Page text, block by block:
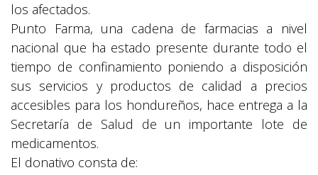
los afectados.
Punto Farma, una cadena de farmacias a nivel
nacional que ha estado presente durante todo el
tiempo de confinamiento poniendo a disposición
sus servicios y productos de calidad a precios
accesibles para los hondureños, hace entrega a la
Secretaría de Salud de un importante lote de
medicamentos.
El donativo consta de: